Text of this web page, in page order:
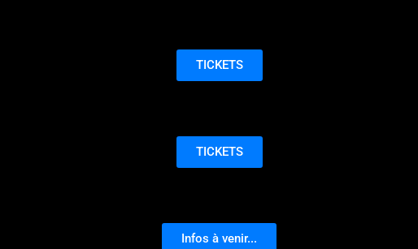
TICKETS
TICKETS
Infos à venir...